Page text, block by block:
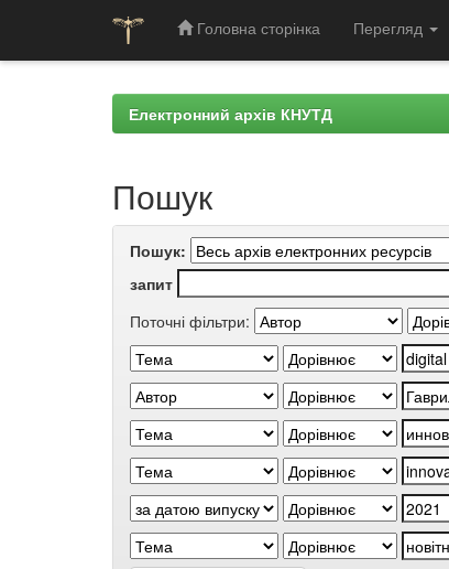
Головна сторінка Перегляд
Електронний архів КНУТД
Пошук
Пошук:
запит
Поточні фільтри: